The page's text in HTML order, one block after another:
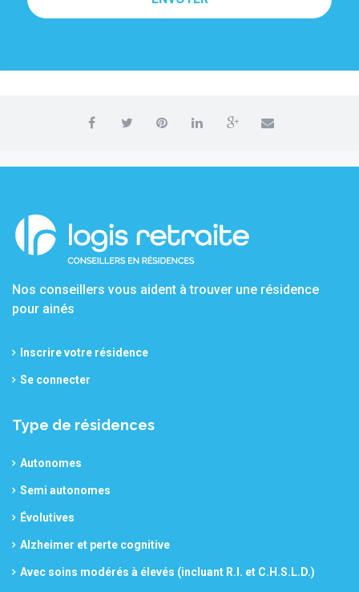
Nos conseillers vous aident à trouver une résidence
pour ainés
Inscrire votre résidence
Se connecter
Type de résidences
Autonomes
Semi autonomes
Évolutives
Alzheimer et perte cognitive
Avec soins modérés à élevés (incluant R.I. et C.H.S.L.D.)